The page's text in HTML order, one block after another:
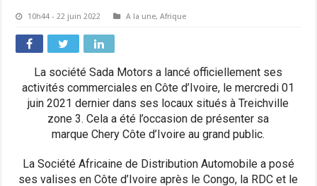
10h44 - 22 juin 2022 A la une,Afrique
La société Sada Motors a lancé officiellement ses
activités commerciales en Côte d’Ivoire, le mercredi 01
juin 2021 dernier dans ses locaux situés à Treichville
zone 3. Cela a été l’occasion de présenter sa
marque Chery Côte d’Ivoire au grand public.
La Société Africaine de Distribution Automobile a posé
ses valises en Côte d’Ivoire après le Congo, la RDC et le